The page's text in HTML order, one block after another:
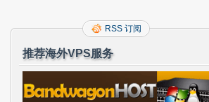
RSS 订阅
推荐海外VPS服务